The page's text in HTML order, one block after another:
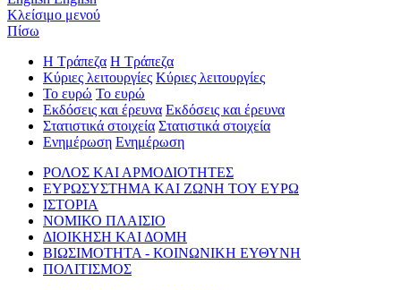
Κλείσιμο μενού
Πίσω
Η Τράπεζα Η Τράπεζα
Κύριες λειτουργίες Κύριες λειτουργίες
Το ευρώ Το ευρώ
Εκδόσεις και έρευνα Εκδόσεις και έρευνα
Στατιστικά στοιχεία Στατιστικά στοιχεία
Ενημέρωση Ενημέρωση
ΡΟΛΟΣ ΚΑΙ ΑΡΜΟΔΙΟΤΗΤΕΣ
ΕΥΡΩΣΥΣΤΗΜΑ ΚΑΙ ΖΩΝΗ ΤΟΥ ΕΥΡΩ
ΙΣΤΟΡΙΑ
ΝΟΜΙΚΟ ΠΛΑΙΣΙΟ
ΔΙΟΙΚΗΣΗ ΚΑΙ ΔΟΜΗ
ΒΙΩΣΙΜΟΤΗΤΑ - ΚΟΙΝΩΝΙΚΗ ΕΥΘΥΝΗ
ΠΟΛΙΤΙΣΜΟΣ